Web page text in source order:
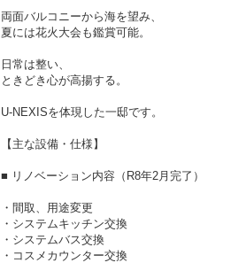
両面バルコニーから海を望み、
夏には花火大会も鑑賞可能。
日常は整い、
ときどき心が高揚する。
U-NEXISを体現した一邸です。
【主な設備・仕様】
■ リノベーション内容（R8年2月完了）
・間取、用途変更
・システムキッチン交換
・システムバス交換
・コスメカウンター交換